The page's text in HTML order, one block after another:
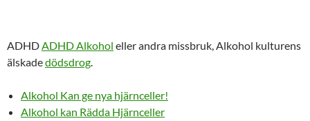
ADHDADHD Alkohol eller andra missbruk, Alkohol kulturens
älskadedödsdrog.
Alkohol Kan ge nya hjärnceller!
Alkohol kan Rädda Hjärnceller